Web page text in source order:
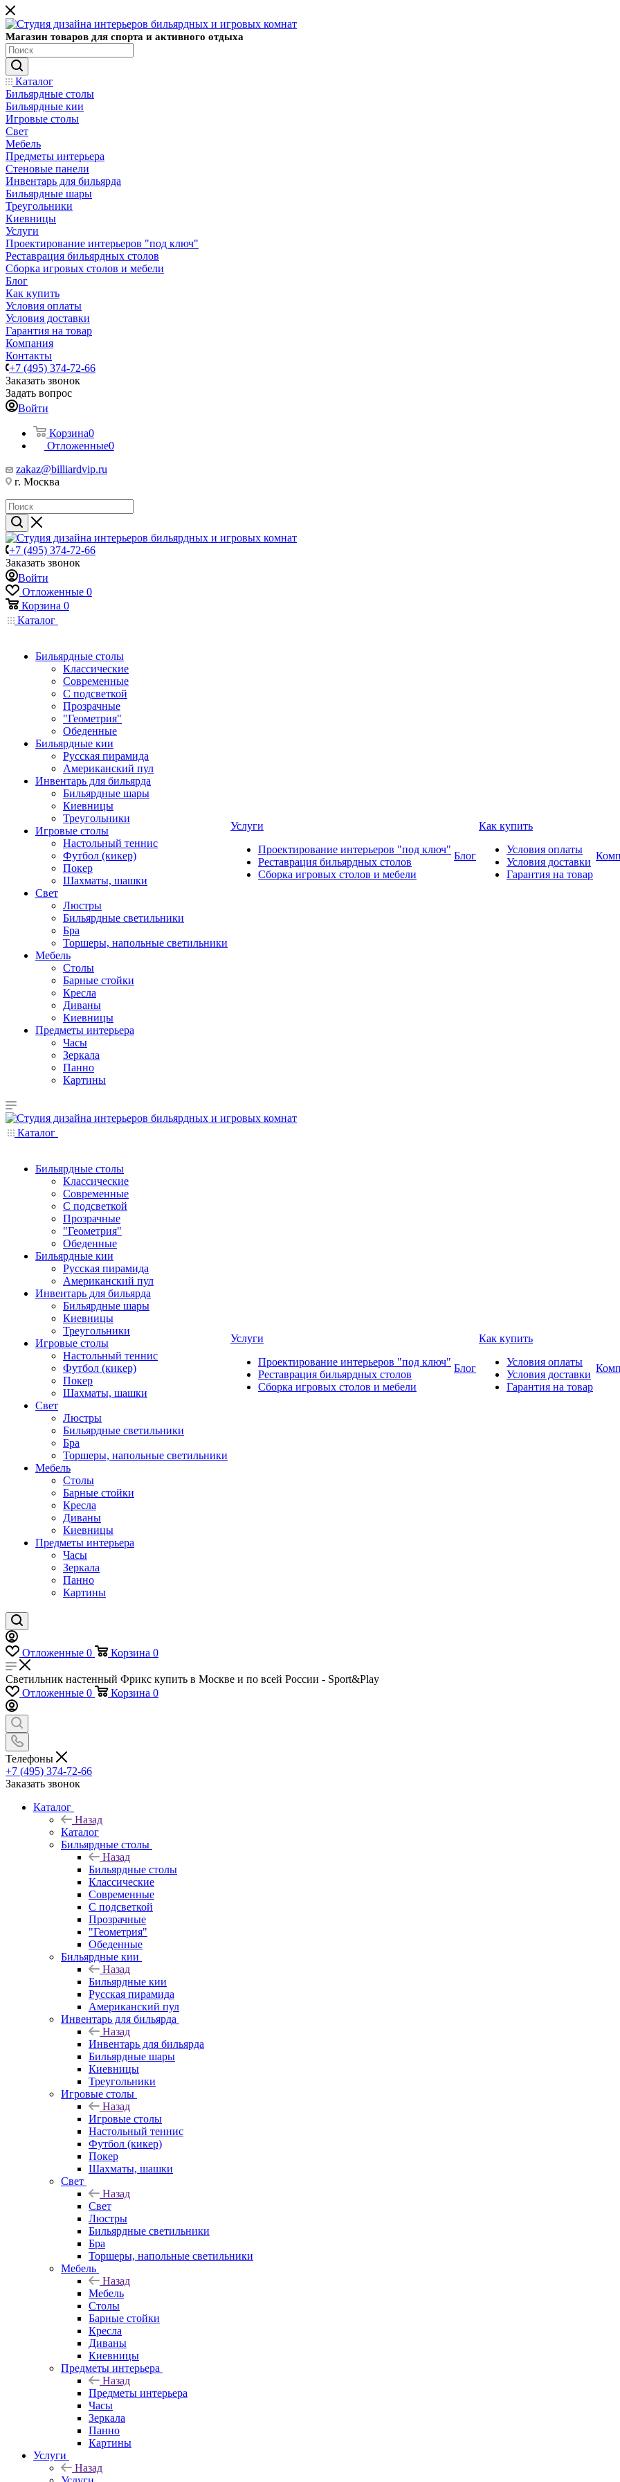
Магазин товаров для спорта и активного отдыха
Каталог
Бильярдные столы
Бильярдные кии
Игровые столы
Свет
Мебель
Предметы интерьера
Стеновые панели
Инвентарь для бильярда
Бильярдные шары
Треугольники
Киевницы
Услуги
Проектирование интерьеров "под ключ"
Реставрация бильярдных столов
Сборка игровых столов и мебели
Блог
Как купить
Условия оплаты
Условия доставки
Гарантия на товар
Компания
Контакты
+7 (495) 374-72-66
Заказать звонок
Задать вопрос
Войти
Корзина0
Отложенные0
zakaz@billiardvip.ru
г. Москва
+7 (495) 374-72-66
Заказать звонок
Войти
Отложенные 0
Корзина 0
Каталог
Бильярдные столы
Классические
Современные
С подсветкой
Прозрачные
"Геометрия"
Обеденные
Бильярдные кии
Русская пирамида
Американский пул
Инвентарь для бильярда
Бильярдные шары
Киевницы
Треугольники
Игровые столы
Настольный теннис
Футбол (кикер)
Покер
Шахматы, шашки
Свет
Люстры
Бильярдные светильники
Бра
Торшеры, напольные светильники
Мебель
Столы
Барные стойки
Кресла
Диваны
Киевницы
Предметы интерьера
Часы
Зеркала
Панно
Картины
Услуги
Проектирование интерьеров "под ключ"
Реставрация бильярдных столов
Сборка игровых столов и мебели
Блог
Как купить
Условия оплаты
Условия доставки
Гарантия на товар
Каталог
Бильярдные столы
Классические
Современные
С подсветкой
Прозрачные
"Геометрия"
Обеденные
Бильярдные кии
Русская пирамида
Американский пул
Инвентарь для бильярда
Бильярдные шары
Киевницы
Треугольники
Игровые столы
Настольный теннис
Футбол (кикер)
Покер
Шахматы, шашки
Свет
Люстры
Бильярдные светильники
Бра
Торшеры, напольные светильники
Мебель
Столы
Барные стойки
Кресла
Диваны
Киевницы
Предметы интерьера
Часы
Зеркала
Панно
Картины
Услуги
Проектирование интерьеров "под ключ"
Реставрация бильярдных столов
Сборка игровых столов и мебели
Блог
Как купить
Условия оплаты
Условия доставки
Гарантия на товар
Отложенные 0 Корзина 0
Светильник настенный Фрикс купить в Москве и по всей России - Sport&Play
Отложенные 0 Корзина 0
Телефоны
+7 (495) 374-72-66
Заказать звонок
Каталог
Назад
Каталог
Бильярдные столы
Назад
Бильярдные столы
Классические
Современные
С подсветкой
Прозрачные
"Геометрия"
Обеденные
Бильярдные кии
Назад
Бильярдные кии
Русская пирамида
Американский пул
Инвентарь для бильярда
Назад
Инвентарь для бильярда
Бильярдные шары
Киевницы
Треугольники
Игровые столы
Назад
Игровые столы
Настольный теннис
Футбол (кикер)
Покер
Шахматы, шашки
Свет
Назад
Свет
Люстры
Бильярдные светильники
Бра
Торшеры, напольные светильники
Мебель
Назад
Мебель
Столы
Барные стойки
Кресла
Диваны
Киевницы
Предметы интерьера
Назад
Предметы интерьера
Часы
Зеркала
Панно
Картины
Услуги
Назад